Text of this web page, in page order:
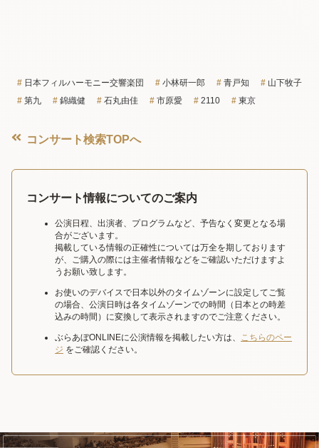
日本フィルハーモニー交響楽団 小林研一郎 青戸知
山下牧子
第九
錦織健 石丸由佳 市原愛 2110 東京
コンサート検索TOPへ
コンサート情報についてのご案内
公演日程、出演者、プログラムなど、予告なく変更となる場
合がございます。
掲載している情報の正確性については万全を期しております
が、ご購入の際には主催者情報などをご確認いただけますよ
うお願い致します。
お使いのデバイスで日本以外のタイムゾーンに設定してご覧
の場合、公演日時は各タイムゾーンでの時間（日本との時差
込みの時間）に変換して表示されますのでご注意ください。
ぶらあぼONLINEに公演情報を掲載したい方は、 こちらのペー
ジ をご確認ください。